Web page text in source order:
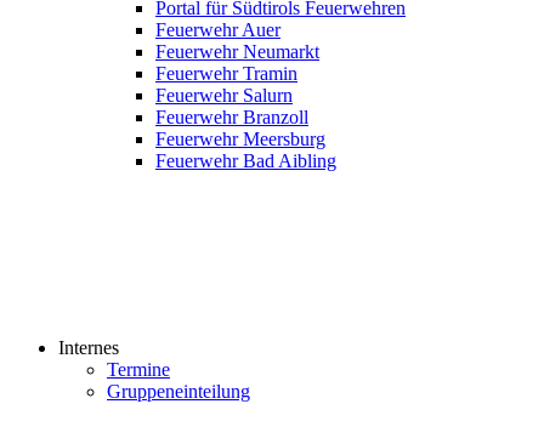
Portal für Südtirols Feuerwehren
Feuerwehr Auer
Feuerwehr Neumarkt
Feuerwehr Tramin
Feuerwehr Salurn
Feuerwehr Branzoll
Feuerwehr Meersburg
Feuerwehr Bad Aibling
Internes
Termine
Gruppeneinteilung